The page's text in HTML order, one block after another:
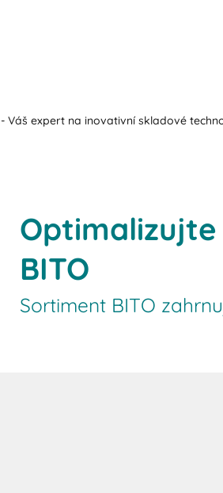
- Váš expert na inovativní skladové
BITO
Sortiment BITO